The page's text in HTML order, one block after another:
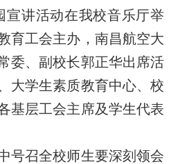
宣讲活动在我校音乐厅举
育工会主办，南昌航空大
委、副校长郭正华出席活
大学生素质教育中心、校
基层工会主席及学生代表
召全校师生要深刻领会